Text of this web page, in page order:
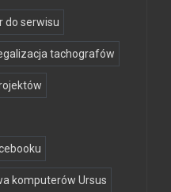
do serwisu
tachografów
komputerów Ursus